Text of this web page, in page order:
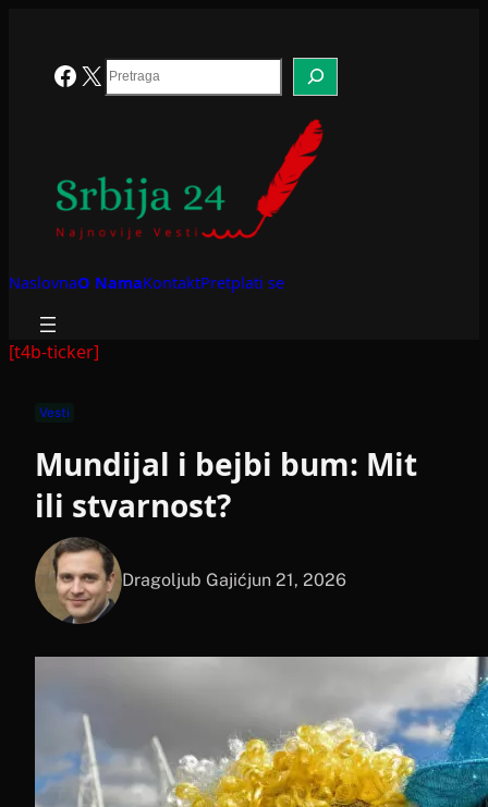
Facebook
X Search
NaslovnaO NamaKontaktPretplati se
[t4b-ticker]
Vesti
Mundijal i bejbi bum: Mit
ili stvarnost?
Dragoljub Gajićjun 21, 2026